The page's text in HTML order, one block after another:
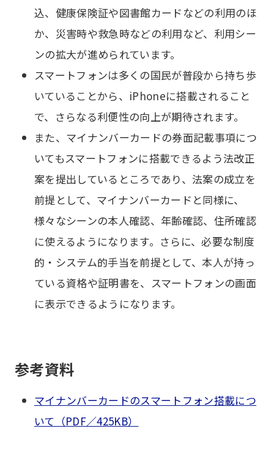
込、健康保険証や図書館カードなどの利用のほ
か、災害時や救急時などの利用など、利用シー
ンの拡大が進められています。
スマートフォンは多くの国民が普段から持ち歩
いていることから、iPhoneに搭載されること
で、さらなる利便性の向上が期待されます。
また、マイナンバーカードの券面記載事項につ
いてもスマートフォンに搭載できるよう法改正
案を提出しているところであり、法案の成立を
前提として、マイナンバーカードと同様に、
様々なシーンの本人確認、年齢確認、住所確認
に使えるようになります。さらに、必要な制度
的・システム的手当を前提として、本人が持っ
ている資格や証明書を、スマートフォンの画面
に表示できるようになります。
参考資料
マイナンバーカードのスマートフォン搭載につ
いて（PDF／425KB）